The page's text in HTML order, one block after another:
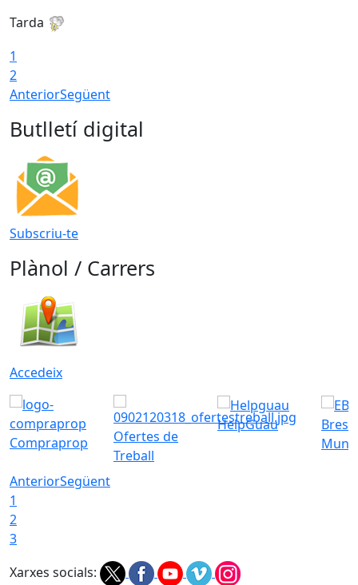
Tarda
1
2
AnteriorSegüent
Butlletí digital
Subscriu-te
Plànol / Carrers
Accedeix
Compraprop
Ofertes de
Treball
HelpGuau
AnteriorSegüent
1
2
3
Xarxes socials: